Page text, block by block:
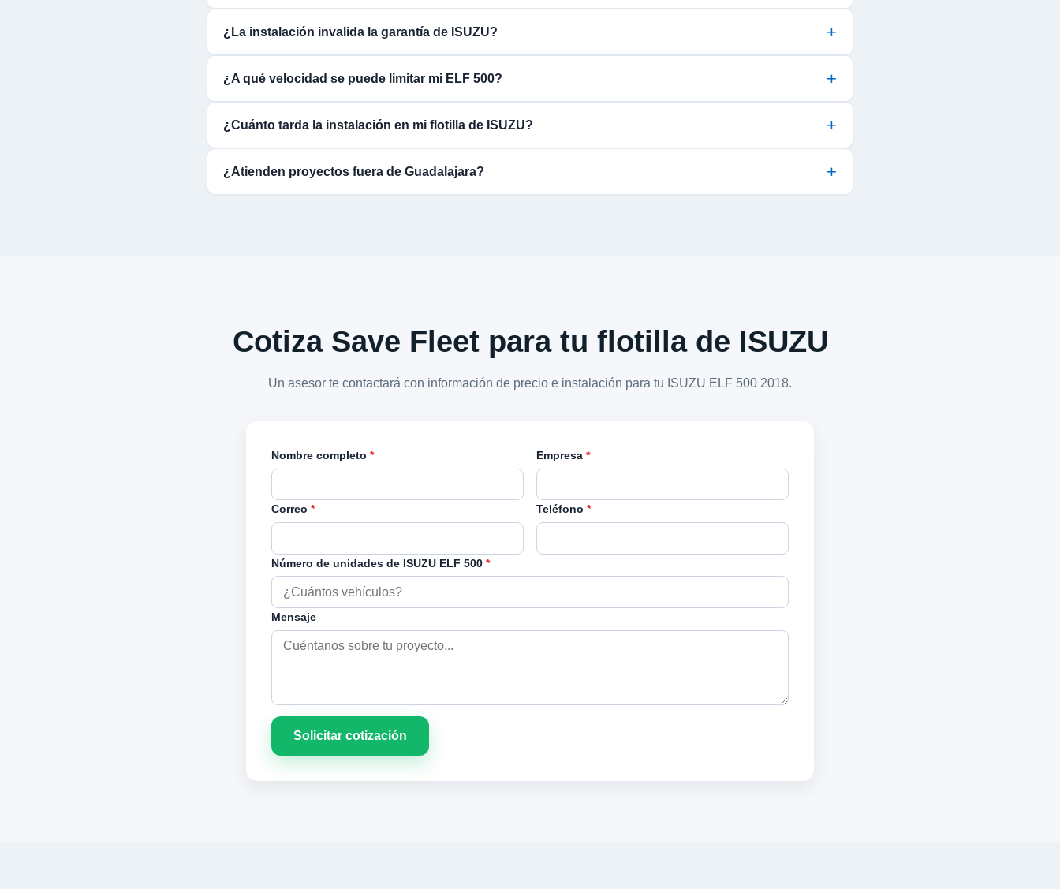
¿La instalación invalida la garantía de ISUZU?
¿A qué velocidad se puede limitar mi ELF 500?
¿Cuánto tarda la instalación en mi flotilla de ISUZU?
¿Atienden proyectos fuera de Guadalajara?
Cotiza Save Fleet para tu flotilla de ISUZU
Un asesor te contactará con información de precio e instalación para tu ISUZU ELF 500 2018.
Nombre completo * Empresa *
Correo * Teléfono *
Número de unidades de ISUZU ELF 500 *
Mensaje
Solicitar cotización